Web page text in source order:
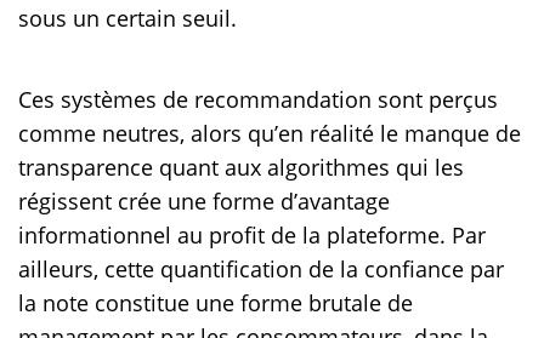
sous un certain seuil.
Ces systèmes de recommandation sont perçus
comme neutres, alors qu’en réalité le manque de
transparence quant aux algorithmes qui les
régissent crée une forme d’avantage
informationnel au profit de la plateforme. Par
ailleurs, cette quantification de la confiance par
la note constitue une forme brutale de